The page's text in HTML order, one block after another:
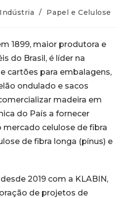
Indústria / Papel e Celulose
1899, maior produtora e
do Brasil, é líder na
cartões para embalagens,
ondulado e sacos
madeira em
do País a fornecer
celulose de fibra
de fibra longa (pínus) e
2019 com a KLABIN,
de projetos de